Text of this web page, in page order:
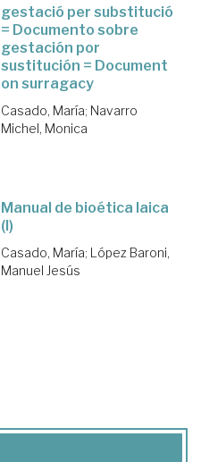
gestació per substitució
= Documento sobre
gestación por
sustitución = Document
on surragacy
Casado, María; Navarro
Michel, Monica
Manual de bioética laica
(I)
Casado, María; López Baroni,
Manuel Jesús